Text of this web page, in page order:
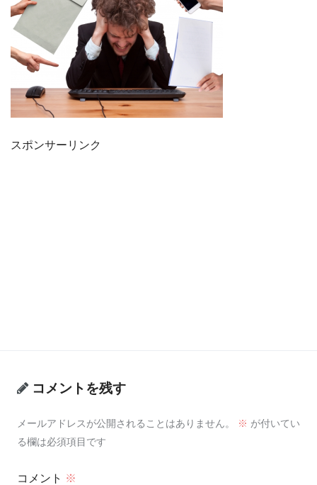
スポンサーリンク
コメントを残す
メールアドレスが公開されることはありません。 ※ が付いてい
る欄は必須項目です
コメント ※